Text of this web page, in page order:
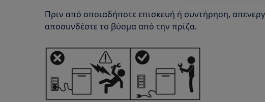
Πριν από οποιαδήποτε επισκευή ή συντήρηση,
αποσυνδέστε το βύσμα από την πρίζα.